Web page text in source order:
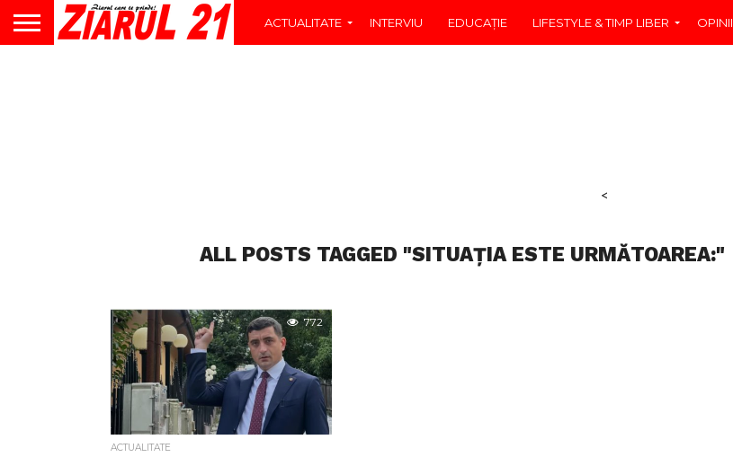
ACTUALITATE INTERVIU EDUCAŢIE LIFESTYLE & TIMP LIBER OPINII
<
ALL POSTS TAGGED "SITUAȚIA ESTE URMĂTOAREA:"
772
ACTUALITATE